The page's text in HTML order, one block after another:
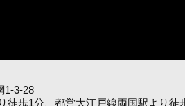
3-28
歩1分、都営大江戸線両国駅より